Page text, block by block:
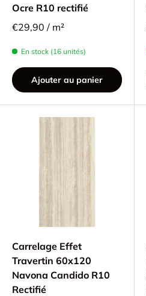
Ocre R10 rectifié
€29,90 / m²
En stock (16 unités)
Ajouter au panier
Carrelage Effet
Travertin 60x120
Navona Candido R10
Rectifié